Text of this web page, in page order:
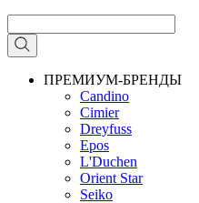
ПРЕМИУМ-БРЕНДЫ
Candino
Cimier
Dreyfuss
Epos
L'Duchen
Orient Star
Seiko